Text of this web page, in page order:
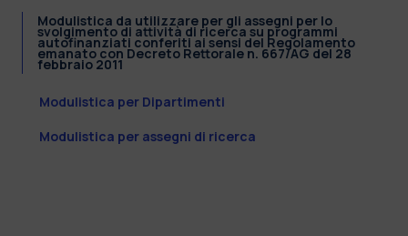
Modulistica da utilizzare per gli assegni per lo
svolgimento di attività di ricerca su programmi
autofinanziati conferiti ai sensi del Regolamento
emanato con Decreto Rettorale n. 667/AG del 28
febbraio 2011
Modulistica per Dipartimenti
Modulistica per assegni di ricerca